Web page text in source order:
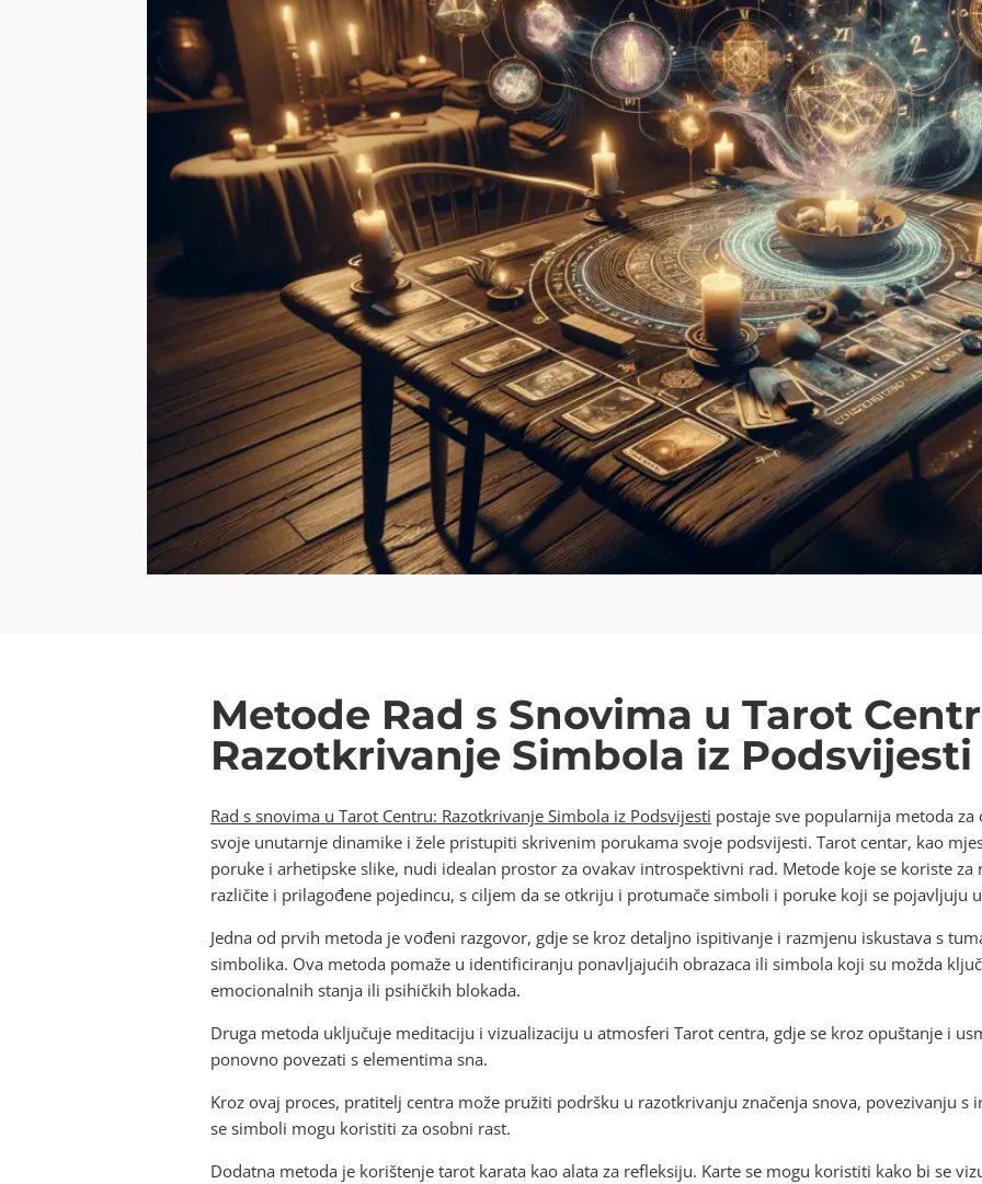
Metode Rad s Snovima u Tarot
Razotkrivanje Simbola iz Podsvijesti
Rad s snovima u Tarot Centru: Razotkrivanje Simbola iz Podsvijesti postaje sve popularnija metoda
svoje unutarnje dinamike i žele pristupiti skrivenim porukama svoje podsvijesti. Tarot centar, kao
poruke i arhetipske slike, nudi idealan prostor za ovakav introspektivni rad. Metode koje se koriste
različite i prilagođene pojedincu, s ciljem da se otkriju i protumače simboli i poruke koji se pojavljuju
Jedna od prvih metoda je vođeni razgovor, gdje se kroz detaljno ispitivanje i razmjenu iskustava s
simbolika. Ova metoda pomaže u identificiranju ponavljajućih obrazaca ili simbola koji su možda
emocionalnih stanja ili psihičkih blokada.
Druga metoda uključuje meditaciju i vizualizaciju u atmosferi Tarot centra, gdje se kroz opuštanje i
ponovno povezati s elementima sna.
Kroz ovaj proces, pratitelj centra može pružiti podršku u razotkrivanju značenja snova, povezivanju
se simboli mogu koristiti za osobni rast.
Dodatna metoda je korištenje tarot karata kao alata za refleksiju. Karte se mogu koristiti kako bi se